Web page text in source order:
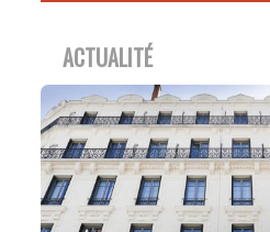
ACTUALITÉ